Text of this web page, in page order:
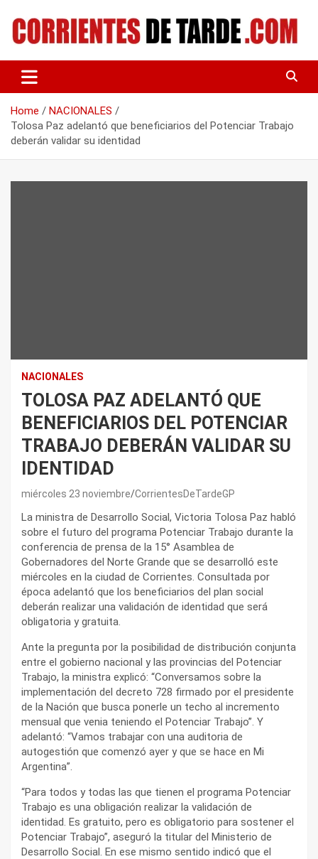
content
CORRIENTES DE TARDE
Home
NACIONALES
Tolosa Paz adelantó que beneficiarios del Potenciar Trabajo
deberán validar su identidad
NACIONALES
TOLOSA PAZ ADELANTÓ QUE
BENEFICIARIOS DEL POTENCIAR
TRABAJO DEBERÁN VALIDAR SU
IDENTIDAD
miércoles 23 noviembre CorrientesDeTardeGP
La ministra de Desarrollo Social, Victoria Tolosa Paz habló
sobre el futuro del programa Potenciar Trabajo durante la
conferencia de prensa de la 15° Asamblea de
Gobernadores del Norte Grande que se desarrolló este
miércoles en la ciudad de Corrientes. Consultada por
época adelantó que los beneficiarios del plan social
deberán realizar una validación de identidad que será
obligatoria y gratuita.
Ante la pregunta por la posibilidad de distribución conjunta
entre el gobierno nacional y las provincias del Potenciar
Trabajo, la ministra explicó: “Conversamos sobre la
implementación del decreto 728 firmado por el presidente
de la Nación que busca ponerle un techo al incremento
mensual que venia teniendo el Potenciar Trabajo”. Y
adelantó: “Vamos trabajar con una auditoria de
autogestión que comenzó ayer y que se hace en Mi
Argentina”.
“Para todos y todas las que tienen el programa Potenciar
Trabajo es una obligación realizar la validación de
identidad. Es gratuito, pero es obligatorio para sostener el
Potenciar Trabajo”, aseguró la titular del Ministerio de
Desarrollo Social. En ese mismo sentido indicó que el